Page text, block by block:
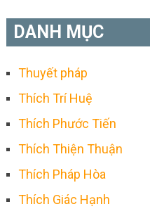
DANH MỤC
Thuyết pháp
Thích Trí Huệ
Thích Phước Tiến
Thích Thiện Thuận
Thích Pháp Hòa
Thích Giác Hạnh